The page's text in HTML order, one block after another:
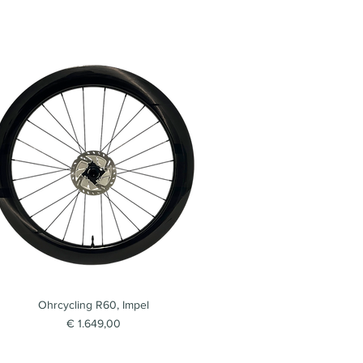
Snel overzicht
Ohrcycling R60, Impel
Prijs
€ 1.649,00